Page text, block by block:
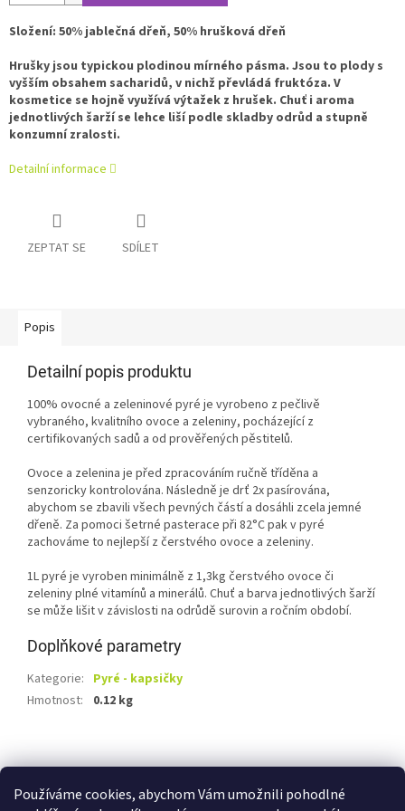
Používáme cookies, abychom Vám umožnili pohodlné
Složení: 50% jablečná dřeň, 50% hrušková dřeň
Hrušky jsou typickou plodinou mírného pásma. Jsou to plody s
vyšším obsahem sacharidů, v nichž převládá fruktóza. V
kosmetice se hojně využívá výtažek z hrušek. Chuť i aroma
jednotlivých šarží se lehce liší podle skladby odrůd a stupně
konzumní zralosti.
Detailní informace
ZEPTAT SE SDÍLET
Popis
Detailní popis produktu
100% ovocné a zeleninové pyré je vyrobeno z pečlivě
vybraného, kvalitního ovoce a zeleniny, pocházející z
certifikovaných sadů a od prověřených pěstitelů.
Ovoce a zelenina je před zpracováním ručně tříděna a
senzoricky kontrolována. Následně je drť 2x pasírována,
abychom se zbavili všech pevných částí a dosáhli zcela jemné
dřeně. Za pomoci šetrné pasterace při 82°C pak v pyré
zachováme to nejlepší z čerstvého ovoce a zeleniny.
1L pyré je vyroben minimálně z 1,3kg čerstvého ovoce či
zeleniny plné vitamínů a minerálů. Chuť a barva jednotlivých šarží
se může lišit v závislosti na odrůdě surovin a ročním období.
Doplňkové parametry
Kategorie: Pyré - kapsičky
Hmotnost: 0.12 kg
á